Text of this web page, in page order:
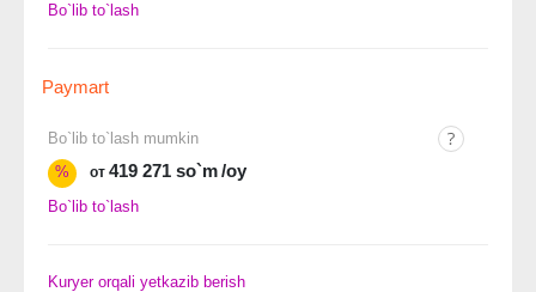
Bo`lib to`lash
Paymart
Bo`lib to`lash mumkin
%
от 419 271 so`m/oy
Bo`lib to`lash
Kuryer orqali yetkazib berish